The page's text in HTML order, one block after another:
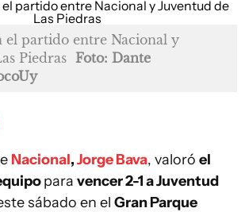
el partido entre Nacional y
Piedras Foto: Dante
Nacional,Jorge Bava, valoró el
para vencer 2-1 a Juventud
sábado en el Gran Parque